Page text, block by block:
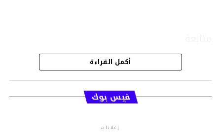
قسم الاخبار
أكمل القراءة
فيس بوك
إعلانات